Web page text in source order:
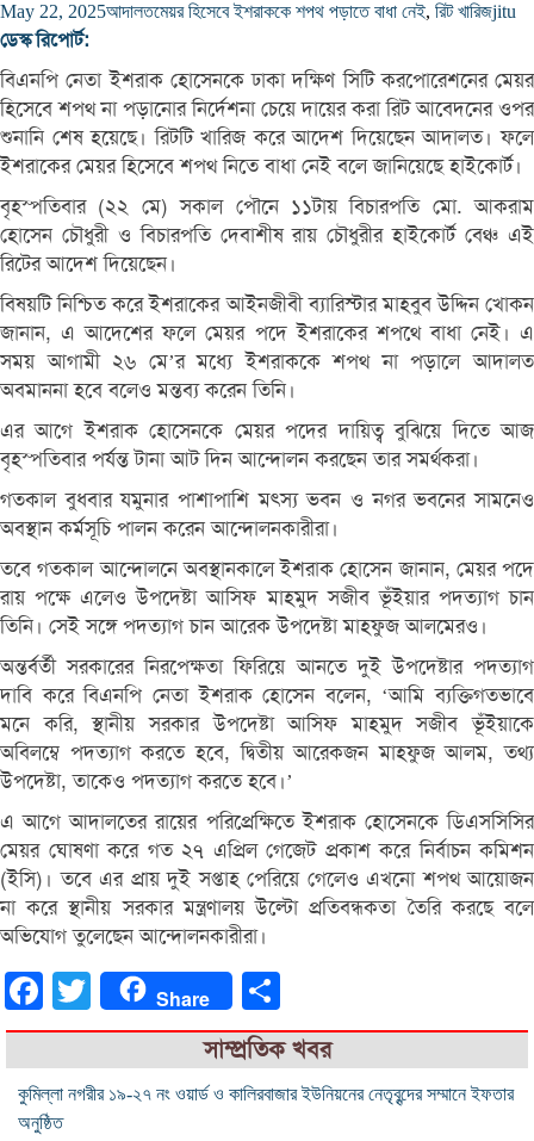
May 22, 2025আদালতমেয়র হিসেবে ইশরাককে শপথ পড়াতে বাধা নেই, রিট খারিজjitu
ডেস্ক রিপোর্ট:
বিএনপি নেতা ইশরাক হোসেনকে ঢাকা দক্ষিণ সিটি করপোরেশনের মেয়র
হিসেবে শপথ না পড়ানোর নির্দেশনা চেয়ে দায়ের করা রিট আবেদনের ওপর
শুনানি শেষ হয়েছে। রিটটি খারিজ করে আদেশ দিয়েছেন আদালত। ফলে
ইশরাকের মেয়র হিসেবে শপথ নিতে বাধা নেই বলে জানিয়েছে হাইকোর্ট।
বৃহস্পতিবার (২২ মে) সকাল পৌনে ১১টায় বিচারপতি মো. আকরাম
হোসেন চৌধুরী ও বিচারপতি দেবাশীষ রায় চৌধুরীর হাইকোর্ট বেঞ্চ এই
রিটের আদেশ দিয়েছেন।
বিষয়টি নিশ্চিত করে ইশরাকের আইনজীবী ব্যারিস্টার মাহবুব উদ্দিন খোকন
জানান, এ আদেশের ফলে মেয়র পদে ইশরাকের শপথে বাধা নেই। এ
সময় আগামী ২৬ মে’র মধ্যে ইশরাককে শপথ না পড়ালে আদালত
অবমাননা হবে বলেও মন্তব্য করেন তিনি।
এর আগে ইশরাক হোসেনকে মেয়র পদের দায়িত্ব বুঝিয়ে দিতে আজ
বৃহস্পতিবার পর্যন্ত টানা আট দিন আন্দোলন করছেন তার সমর্থকরা।
গতকাল বুধবার যমুনার পাশাপাশি মৎস্য ভবন ও নগর ভবনের সামনেও
অবস্থান কর্মসূচি পালন করেন আন্দোলনকারীরা।
তবে গতকাল আন্দোলনে অবস্থানকালে ইশরাক হোসেন জানান, মেয়র পদে
রায় পক্ষে এলেও উপদেষ্টা আসিফ মাহমুদ সজীব ভূঁইয়ার পদত্যাগ চান
তিনি। সেই সঙ্গে পদত্যাগ চান আরেক উপদেষ্টা মাহফুজ আলমেরও।
অন্তর্বর্তী সরকারের নিরপেক্ষতা ফিরিয়ে আনতে দুই উপদেষ্টার পদত্যাগ
দাবি করে বিএনপি নেতা ইশরাক হোসেন বলেন, ‘আমি ব্যক্তিগতভাবে
মনে করি, স্থানীয় সরকার উপদেষ্টা আসিফ মাহমুদ সজীব ভূঁইয়াকে
অবিলম্বে পদত্যাগ করতে হবে, দ্বিতীয় আরেকজন মাহফুজ আলম, তথ্য
উপদেষ্টা, তাকেও পদত্যাগ করতে হবে।’
এ আগে আদালতের রায়ের পরিপ্রেক্ষিতে ইশরাক হোসেনকে ডিএসসিসির
মেয়র ঘোষণা করে গত ২৭ এপ্রিল গেজেট প্রকাশ করে নির্বাচন কমিশন
(ইসি)। তবে এর প্রায় দুই সপ্তাহ পেরিয়ে গেলেও এখনো শপথ আয়োজন
না করে স্থানীয় সরকার মন্ত্রণালয় উল্টো প্রতিবন্ধকতা তৈরি করছে বলে
অভিযোগ তুলেছেন আন্দোলনকারীরা।
FacebookTwitter Share
সাম্প্রতিক খবর
কুমিল্লা নগরীর ১৯-২৭ নং ওয়ার্ড ও কালিরবাজার ইউনিয়নের নেতৃবৃন্দের সম্মানে ইফতার
অনুষ্ঠিত